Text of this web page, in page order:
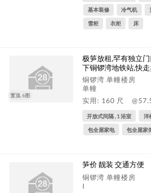
基本装修 冷气机
雪柜 衣柜 床
置顶, 6图
极笋放租,罕有独立
下铜锣湾地铁站,快
铜锣湾 单幢楼房
单幢
实用: 160 尺
开放式间隔 , 1 浴室 洋
包全屋家电 包全屋家
笋价 靓装 交通方便
铜锣湾 单幢楼房
I